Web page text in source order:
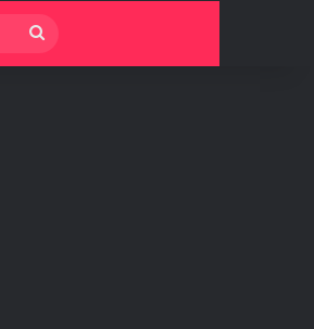
for